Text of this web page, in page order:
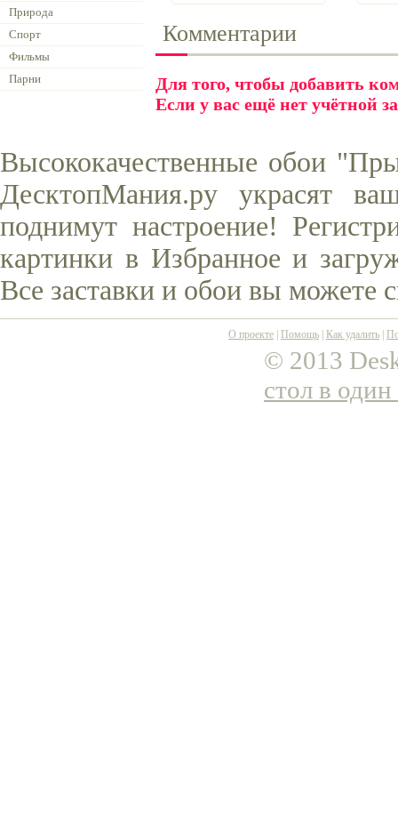
Природа
Спорт
Фильмы
Парни
Комментарии
Для того, чтобы добавить
Если у вас ещё нет учётной
Высококачественные обои
ДесктопМания.ру украсят
поднимут настроение!
картинки в Избранное и
Все заставки и обои вы можете
О проекте Помощь Как удалить
© 2013
стол в